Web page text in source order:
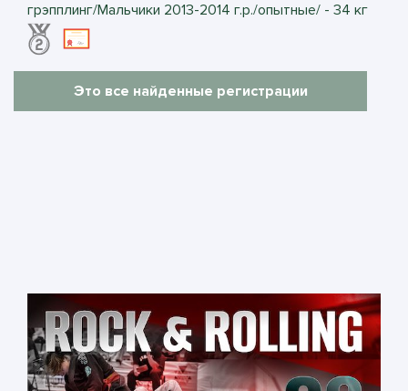
грэпплинг/Мальчики 2013-2014 г.р./опытные/ - 34 кг
Это все найденные регистрации